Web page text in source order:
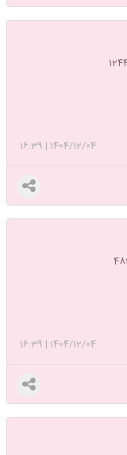
1404/12/04
|
16:39
1404/12/04
|
16:39